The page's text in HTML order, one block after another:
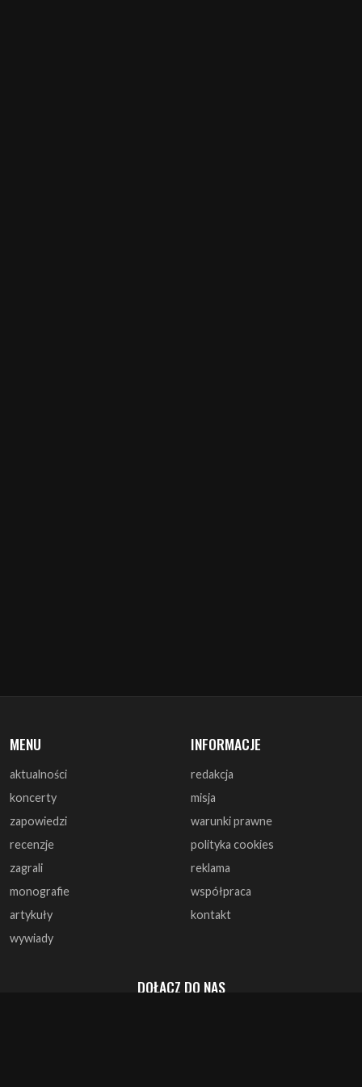
MENU
aktualności
koncerty
zapowiedzi
recenzje
zagrali
monografie
artykuły
wywiady
INFORMACJE
redakcja
misja
warunki prawne
polityka cookies
reklama
współpraca
kontakt
DOŁĄCZ DO NAS